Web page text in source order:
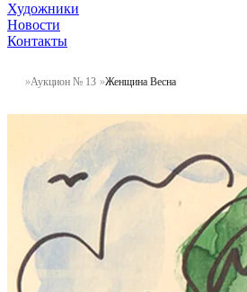
Художники
Новости
Контакты
Аукцион № 13 Женщина Весна